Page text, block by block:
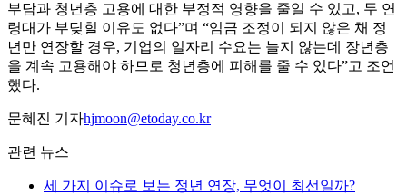
부담과 청년층 고용에 대한 부정적 영향을 줄일 수 있고, 두 연
령대가 부딪힐 이유도 없다”며 “임금 조정이 되지 않은 채 정
년만 연장할 경우, 기업의 일자리 수요는 늘지 않는데 장년층
을 계속 고용해야 하므로 청년층에 피해를 줄 수 있다”고 조언
했다.
문혜진 기자hjmoon@etoday.co.kr
관련 뉴스
세 가지 이슈로 보는 정년 연장, 무엇이 최선일까?